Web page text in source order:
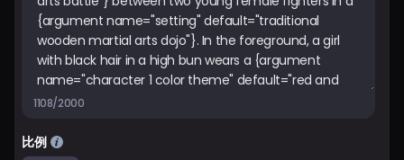
1108/2000
比例